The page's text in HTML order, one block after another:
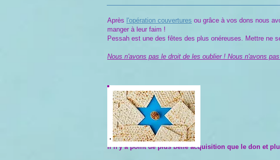
Après l'opération couvertures ou grâce à vos dons nous
manger à leur faim !
Pessah est une des fêtes des plus onéreuses. Mettre ne
Nous n'avons pas le droit de les oublier ! Nous n'avons
ll n'y a point de plus belle acquisition que le don et